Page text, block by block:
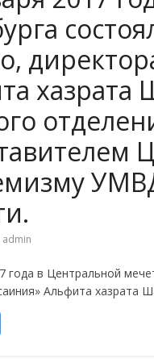
хазрата
admin
года в Центральной
Альфита хазрата